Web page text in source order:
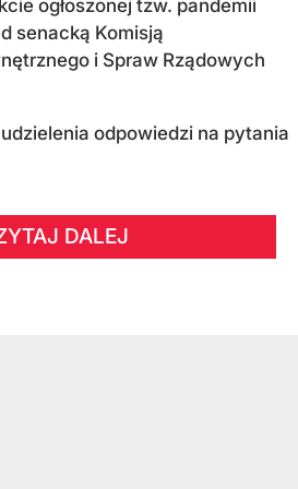
ogłoszonej tzw. pandemii
senacką Komisją
i Spraw Rządowych
udzielenia odpowiedzi na pytania
DALEJ